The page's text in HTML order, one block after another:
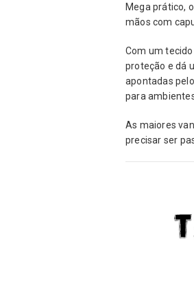
Mega prático,
mãos com
Com um
proteção e dá
apontadas
para
As maiores
precisar ser